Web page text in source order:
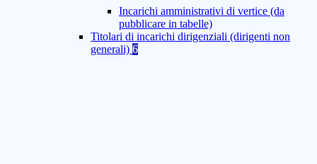
Incarichi amministrativi di vertice (da
pubblicare in tabelle)
Titolari di incarichi dirigenziali (dirigenti non
generali) 6